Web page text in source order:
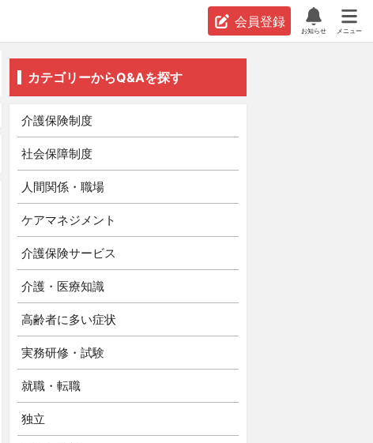
会員登録
お知らせ メニュー
カテゴリーからQ&Aを探す
介護保険制度
社会保障制度
人間関係・職場
ケアマネジメント
介護保険サービス
介護・医療知識
高齢者に多い症状
実務研修・試験
就職・転職
独立